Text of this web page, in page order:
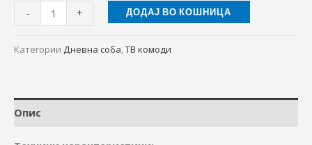
- + ДОДАЈ ВО КОШНИЦА
Категории Дневна соба,ТВ комоди
Опис